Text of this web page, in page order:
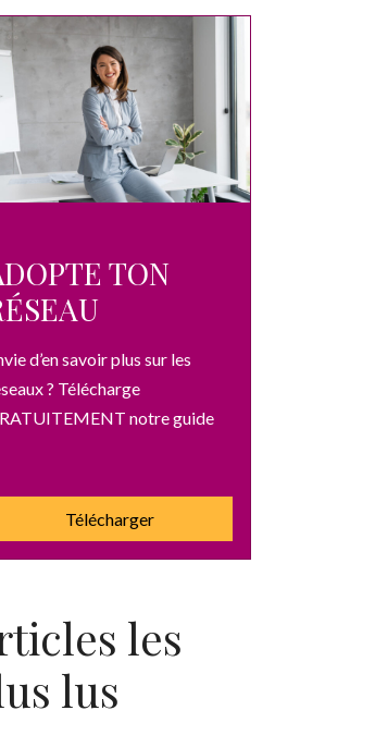
TON
d’en savoir plus sur les
? Télécharge
notre guide
Télécharger
les
lus